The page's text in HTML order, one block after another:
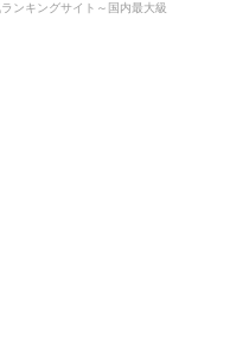
ンキングサイト～国内最大級